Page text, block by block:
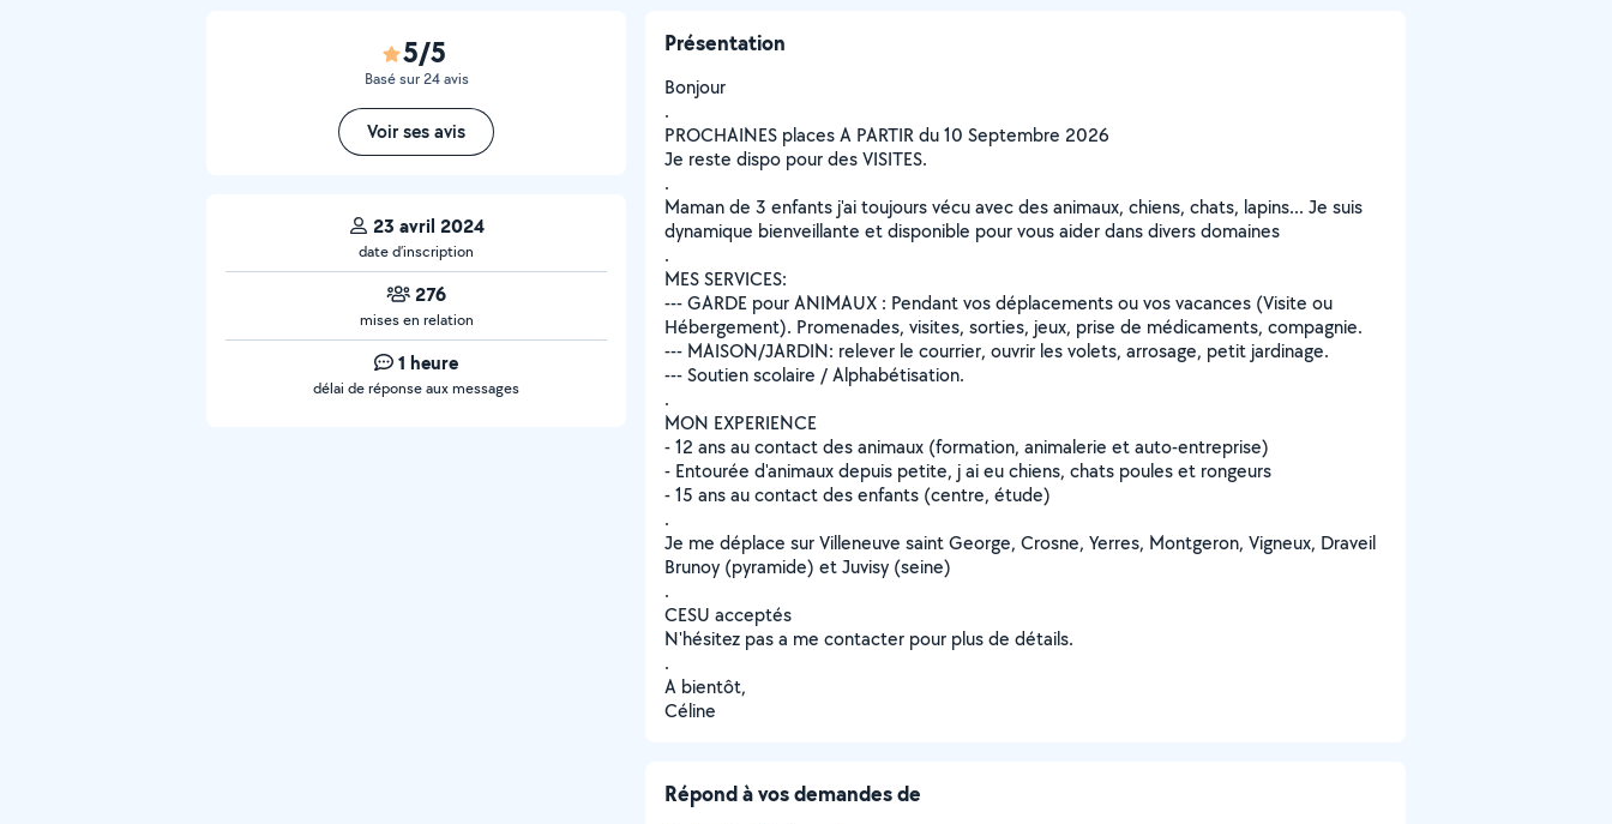
5/5
Basé sur 24 avis
Voir ses avis
23 avril 2024
date d’inscription
276
mises en relation
1 heure
délai de réponse aux messages
Présentation
Bonjour
.
PROCHAINES places A PARTIR du 10 Septembre 2026
Je reste dispo pour des VISITES.
.
Maman de 3 enfants j'ai toujours vécu avec des animaux, chiens, chats, lapins... Je suis
dynamique bienveillante et disponible pour vous aider dans divers domaines
.
MES SERVICES:
--- GARDE pour ANIMAUX : Pendant vos déplacements ou vos vacances (Visite ou
Hébergement). Promenades, visites, sorties, jeux, prise de médicaments, compagnie.
--- MAISON/JARDIN: relever le courrier, ouvrir les volets, arrosage, petit jardinage.
--- Soutien scolaire / Alphabétisation.
.
MON EXPERIENCE
- 12 ans au contact des animaux (formation, animalerie et auto-entreprise)
- Entourée d'animaux depuis petite, j ai eu chiens, chats poules et rongeurs
- 15 ans au contact des enfants (centre, étude)
.
Je me déplace sur Villeneuve saint George, Crosne, Yerres, Montgeron, Vigneux, Draveil
Brunoy (pyramide) et Juvisy (seine)
.
CESU acceptés
N'hésitez pas a me contacter pour plus de détails.
.
A bientôt,
Céline
Répond à vos demandes de